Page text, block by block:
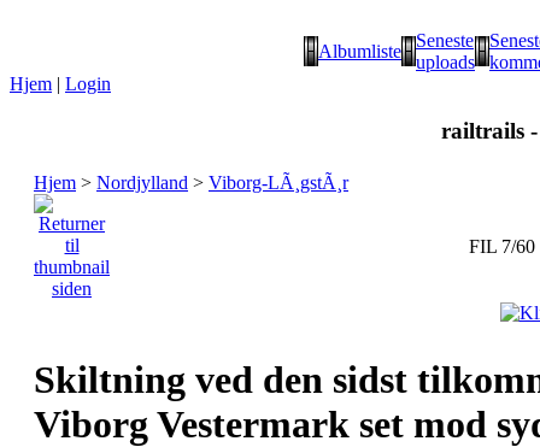
Albumliste
Seneste
uploads
Hjem | Login
railtrails
Hjem > Nordjylland > Viborg-LÃ¸gstÃ¸r
FIL 7/60
Skiltning ved den sidst
Viborg Vestermark set mod